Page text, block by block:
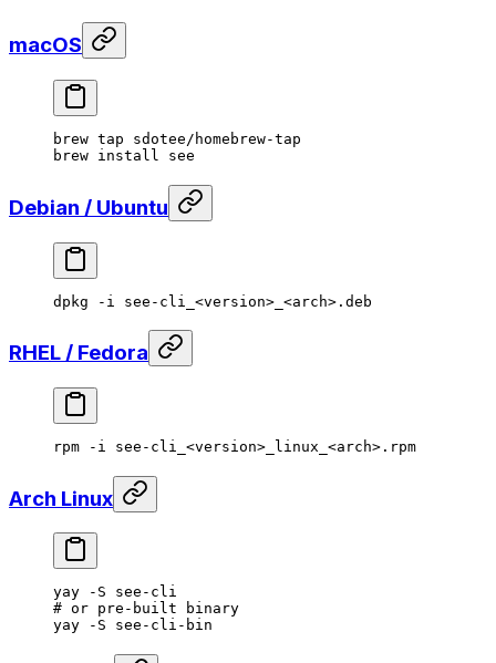
macOS
brew tap sdotee/homebrew-tap
brew install see
Debian / Ubuntu
dpkg -i see-cli_ <version> <arc h> .deb
RHEL / Fedora
rpm -i see-cli_ <version> _linux_ <arc h> .rpm
Arch Linux
yay -S see-cli
# or pre-built binary
yay -S see-cli-bin